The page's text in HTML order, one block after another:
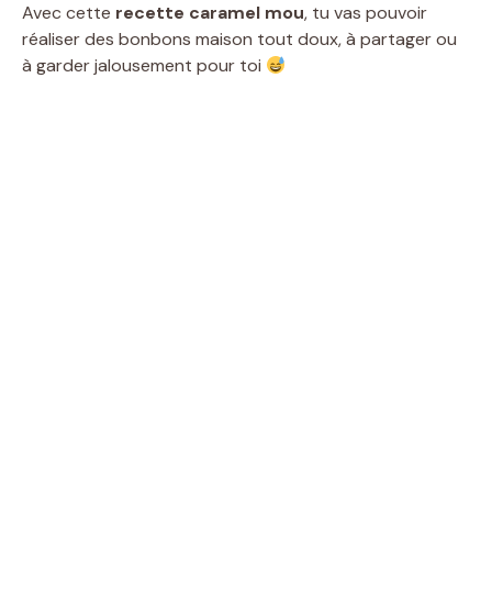
Avec cette recette caramel mou, tu vas pouvoir
réaliser des bonbons maison tout doux, à partager ou
à garder jalousement pour toi